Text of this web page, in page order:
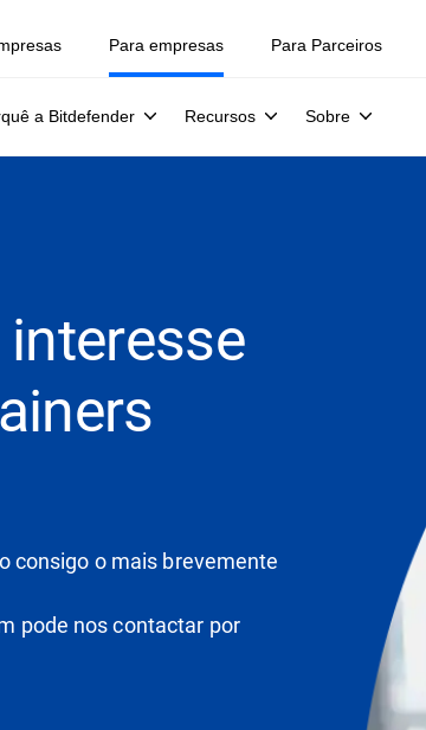
Para empresas
a Bitdefender Recursos Sobre
Para Parceiros
consigo o mais brevemente
pode nos contactar por